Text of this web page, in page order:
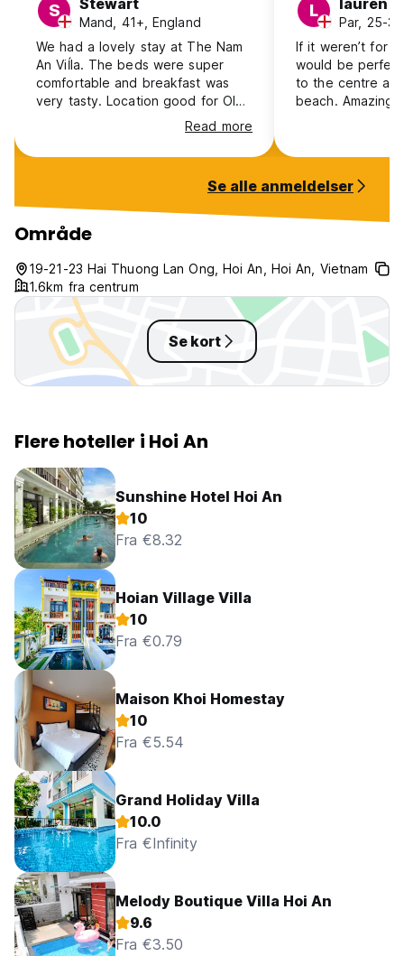
S Stewart
Mand, 41+, England
We had a lovely stay at The Nam
An Viĺla. The beds were super
comfortable and breakfast was
very tasty. Location good for Old
town or beach, just needed to
use the free bikes or get a taxi
which are cheap
Read more
L lauren
Par, 25-
If it weren’t for
would be
to the centre
beach. Amazing
shower and
back!
Se alle anmeldelser
Område
19-21-23 Hai Thuong Lan Ong, Hoi An, Hoi An, Vietnam
1.6km fra centrum
Se kort
Flere hoteller i Hoi An
Sunshine Hotel Hoi An
10
Fra €8.32
Hoian Village Villa
10
Fra €0.79
Maison Khoi Homestay
10
Fra €5.54
Grand Holiday Villa
10.0
Fra €Infinity
Melody Boutique Villa Hoi An
9.6
Fra €3.50